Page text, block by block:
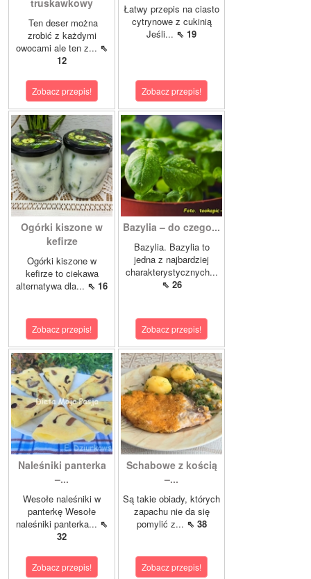
Ten deser można
zrobić z każdymi
owocami ale ten z... ⇖
12
Zobacz przepis!
Łatwy przepis na ciasto
cytrynowe z cukinią
Jeśli... ⇖ 19
Zobacz przepis!
Ogórki kiszone w
kefirze
Ogórki kiszone w
kefirze to ciekawa
alternatywa dla... ⇖ 16
Zobacz przepis!
Bazylia – do czego...
Bazylia. Bazylia to
jedna z najbardziej
charakterystycznych...
⇖ 26
Zobacz przepis!
Naleśniki panterka
–...
Wesołe naleśniki w
panterkę Wesołe
naleśniki panterka... ⇖
32
Zobacz przepis!
Schabowe z kością
–...
Są takie obiady, których
zapachu nie da się
pomylić z... ⇖ 38
Zobacz przepis!